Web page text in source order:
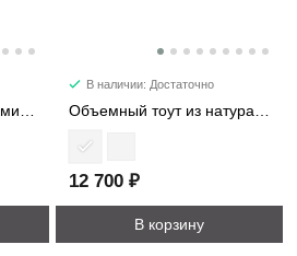
В наличии: Достаточно
12 700 ₽
В корзину